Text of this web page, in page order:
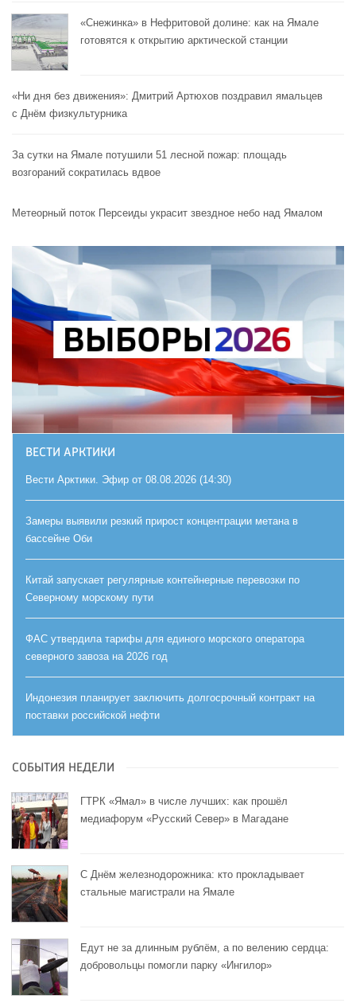
«Снежинка» в Нефритовой долине: как на Ямале
готовятся к открытию арктической станции
«Ни дня без движения»: Дмитрий Артюхов поздравил ямальцев
с Днём физкультурника
За сутки на Ямале потушили 51 лесной пожар: площадь
возгораний сократилась вдвое
Метеорный поток Персеиды украсит звездное небо над Ямалом
ВЕСТИ АРКТИКИ
Вести Арктики. Эфир от 08.08.2026 (14:30)
Замеры выявили резкий прирост концентрации метана в
бассейне Оби
Китай запускает регулярные контейнерные перевозки по
Северному морскому пути
ФАС утвердила тарифы для единого морского оператора
северного завоза на 2026 год
Индонезия планирует заключить долгосрочный контракт на
поставки российской нефти
СОБЫТИЯ НЕДЕЛИ
ГТРК «Ямал» в числе лучших: как прошёл
медиафорум «Русский Север» в Магадане
С Днём железнодорожника: кто прокладывает
стальные магистрали на Ямале
Едут не за длинным рублём, а по велению сердца:
добровольцы помогли парку «Ингилор»